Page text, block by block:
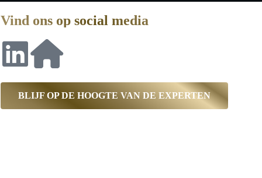
Vind ons op social media
BLIJF OP DE HOOGTE VAN DE EXPERTEN